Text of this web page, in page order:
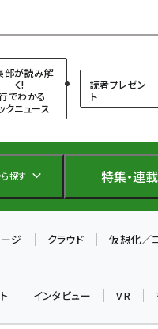
部が読み解
く!
でわかる
クニュース
読者プレゼン
ト
探す 特集・連載
ジ クラウド 仮想化／
インタビュー VR